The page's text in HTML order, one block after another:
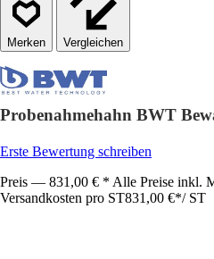
Vergleichen
Probenahmehahn BWT
Erste Bewertung schreiben
Preis — 831,00 € * Alle Preise inkl.
Versandkosten pro ST831,00 €*/ ST